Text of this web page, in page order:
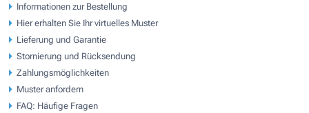
Informationen zur Bestellung
Hier erhalten Sie Ihr virtuelles Muster
Lieferung und Garantie
Stornierung und Rücksendung
Zahlungsmöglichkeiten
Muster anfordern
FAQ: Häufige Fragen